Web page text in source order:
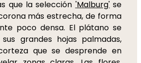
que la selección 'Malburg'se
más estrecha, de forma
poco densa. El plátano se
grandes hojas palmadas,
que se desprende en